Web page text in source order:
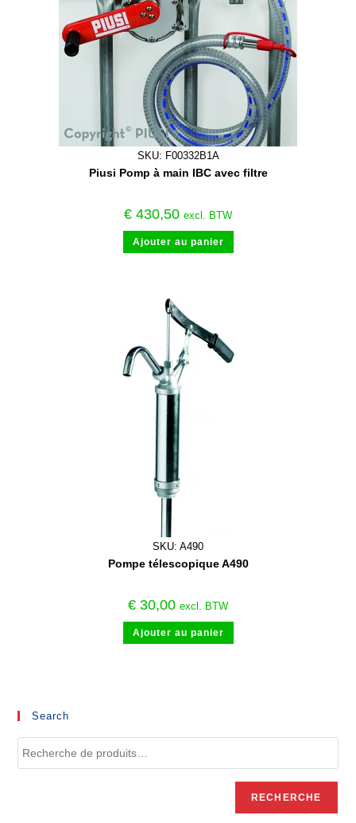
SKU: F00332B1A
Piusi Pomp à main IBC avec filtre
€ 430,50 excl. BTW
Ajouter au panier
SKU: A490
Pompe télescopique A490
€ 30,00 excl. BTW
Ajouter au panier
Search
RECHERCHE